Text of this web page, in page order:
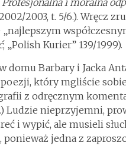
Profesjonalna i moralna
2003, t. 5/6.). Wręcz
, „Polish Kurier” 139/1999).
domu Barbary i Jacka
który mgliście
z odręcznym
Ludzie nieprzyjemni,
i wypić, ale musieli
ponieważ jedna z